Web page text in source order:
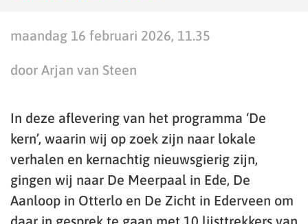
maandag 16 februari 2026, 11.35
door Arjan van Steen
In deze aflevering van het programma ‘De
kern’, waarin wij op zoek zijn naar lokale
verhalen en kernachtig nieuwsgierig zijn,
gingen wij naar De Meerpaal in Ede, De
Aanloop in Otterlo en De Zicht in Ederveen om